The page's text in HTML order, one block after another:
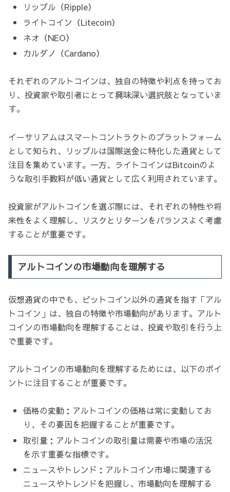
リップル（Ripple）
ライトコイン（Litecoin）
ネオ（NEO）
カルダノ（Cardano）
それぞれのアルトコインは、独自の特徴や利点を持ってお
り、投資家や取引者にとって興味深い選択肢となっていま
す。
イーサリアムはスマートコントラクトのプラットフォーム
として知られ、リップルは国際送金に特化した通貨として
注目を集めています。一方、ライトコインはBitcoinのよ
うな取引手数料が低い通貨として広く利用されています。
投資家がアルトコインを選ぶ際には、それぞれの特性や将
来性をよく理解し、リスクとリターンをバランスよく考慮
することが重要です。
アルトコインの市場動向を理解する
仮想通貨の中でも、ビットコイン以外の通貨を指す「アル
トコイン」は、独自の特徴や市場動向があります。アルト
コインの市場動向を理解することは、投資や取引を行う上
で重要です。
アルトコインの市場動向を理解するためには、以下のポイ
ントに注目することが重要です。
価格の変動：アルトコインの価格は常に変動してお
り、その要因を把握することが重要です。
取引量：アルトコインの取引量は需要や市場の活況
を示す重要な指標です。
ニュースやトレンド：アルトコイン市場に関連する
ニュースやトレンドを把握し、市場動向を理解する